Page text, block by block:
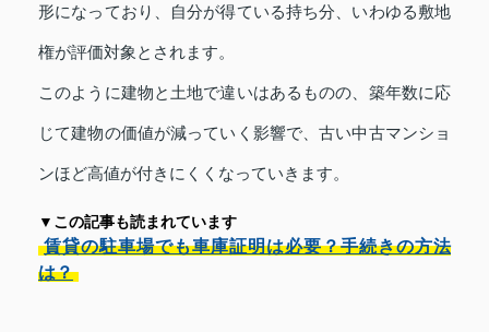
形になっており、自分が得ている持ち分、いわゆる敷地
権が評価対象とされます。
このように建物と土地で違いはあるものの、築年数に応
じて建物の価値が減っていく影響で、古い中古マンショ
ンほど高値が付きにくくなっていきます。
▼この記事も読まれています
賃貸の駐車場でも車庫証明は必要？手続きの方法
は？